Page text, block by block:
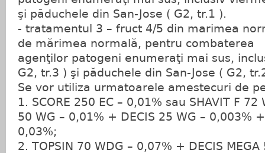
şi păduchele din San-Jose ( G2, tr.1 ).
- tratamentul 3 – fruct 4/5 din marimea
de mărimea normală, pentru combaterea
agenţilor patogeni enumeraţi mai sus,
G2, tr.3 ) şi păduchele din San-Jose ( G2,
Se vor utiliza urmatoarele amestecuri de
1. SCORE 250 EC – 0,01% sau SHAVIT F 72
50 WG – 0,01% + DECIS 25 WG – 0,003% +
0,03%;
2. TOPSIN 70 WDG – 0,07% + DECIS